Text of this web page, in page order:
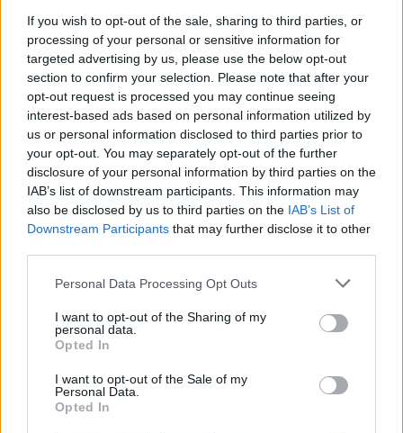
If you wish to opt-out of the sale, sharing to third parties, or
processing of your personal or sensitive information for
targeted advertising by us, please use the below opt-out
section to confirm your selection. Please note that after your
opt-out request is processed you may continue seeing
interest-based ads based on personal information utilized by
us or personal information disclosed to third parties prior to
your opt-out. You may separately opt-out of the further
disclosure of your personal information by third parties on the
IAB’s list of downstream participants. This information may
also be disclosed by us to third parties on the IAB’s List of
Downstream Participants that may further disclose it to other
Personal Data Processing Opt Outs
I want to opt-out of the Sharing of my
personal data.
Opted In
I want to opt-out of the Sale of my
Personal Data.
Opted In
CONDIVIDI QUESTO ARTICOLO:
E-mail LinkedIn